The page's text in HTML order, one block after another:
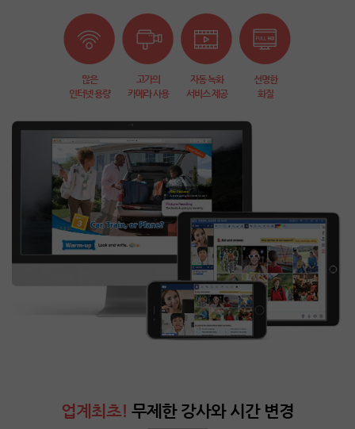
많은
인터넷 용량
고가의
카메라 사용
자동 녹화
서비스 제공
선명한
화질
업계최초! 무제한 강사와 시간 변경